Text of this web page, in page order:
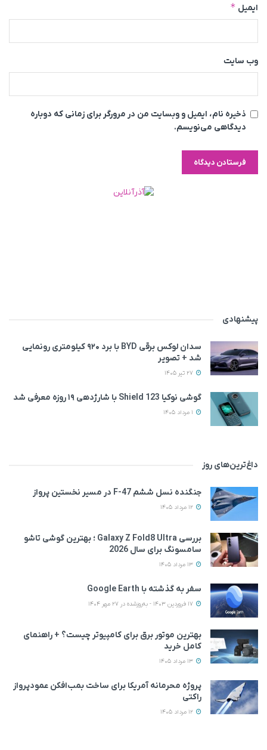
ایمیل *
وب‌ سایت
ذخیره نام، ایمیل و وبسایت من در مرورگر برای زمانی که دوباره
دیدگاهی می‌نویسم.
پیشنهادی
سدان لوکس برقی BYD با برد ۹۲۰ کیلومتری رونمایی
شد + تصویر
گوشی نوکیا 123 Shield با شارژدهی ۱۹ روزه معرفی شد
داغ‌ترین‌های روز
جنگنده نسل ششم F-47 در مسیر نخستین پرواز
بررسی Galaxy Z Fold8 Ultra ؛ بهترین گوشی تاشو
سامسونگ برای سال 2026
سفر به گذشته با Google Earth
بهترین موتور برق برای کامپیوتر چیست؟ + راهنمای
کامل خرید
پروژه محرمانه آمریکا برای ساخت بمب‌افکن عمودپرواز
راکتی